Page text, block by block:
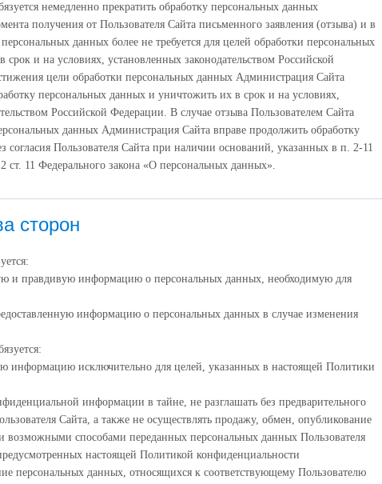
немедленно прекратить обработку персональных данных
получения от Пользователя Сайта письменного заявления (отзыва) и в
данных более не требуется для целей обработки персональных
и на условиях, установленных законодательством Российской
цели обработки персональных данных Администрация Сайта
персональных данных и уничтожить их в срок и на условиях,
Российской Федерации. В случае отзыва Пользователем Сайта
данных Администрация Сайта вправе продолжить обработку
согласия Пользователя Сайта при наличии оснований, указанных в п. 2-11
ст. 11 Федерального закона «О персональных данных».
сторон
и правдивую информацию о персональных данных, необходимую для
информацию о персональных данных в случае изменения
информацию исключительно для целей, указанных в настоящей Политики
информации в тайне, не разглашать без предварительного
Сайта, а также не осуществлять продажу, обмен, опубликование
возможными способами переданных персональных данных Пользователя
настоящей Политикой конфиденциальности
персональных данных, относящихся к соответствующему Пользователю